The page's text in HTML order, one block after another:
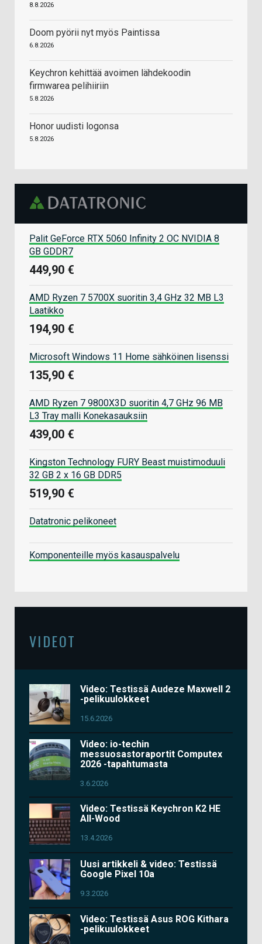
8.8.2026
Doom pyörii nyt myös Paintissa
6.8.2026
Keychron kehittää avoimen lähdekoodin
firmwarea pelihiiriin
5.8.2026
Honor uudisti logonsa
5.8.2026
Palit GeForce RTX 5060 Infinity 2 OC NVIDIA 8
GB GDDR7
449,90 €
AMD Ryzen 7 5700X suoritin 3,4 GHz 32 MB L3
Laatikko
194,90 €
Microsoft Windows 11 Home sähköinen lisenssi
135,90 €
AMD Ryzen 7 9800X3D suoritin 4,7 GHz 96 MB
L3 Tray malli Konekasauksiin
439,00 €
Kingston Technology FURY Beast muistimoduuli
32 GB 2 x 16 GB DDR5
519,90 €
Datatronic pelikoneet
Komponenteille myös kasauspalvelu
VIDEOT
Video: Testissä Audeze Maxwell 2
-pelikuulokkeet
15.6.2026
Video: io-techin
messuosastoraportit Computex
2026 -tapahtumasta
3.6.2026
Video: Testissä Keychron K2 HE
All-Wood
13.4.2026
Uusi artikkeli & video: Testissä
Google Pixel 10a
9.3.2026
Video: Testissä Asus ROG Kithara
-pelikuulokkeet